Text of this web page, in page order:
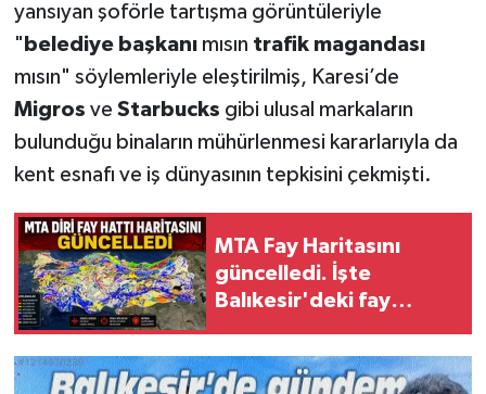
yansıyan şoförle tartışma görüntüleriyle
" belediye başkanı mısın trafik magandası
mısın" söylemleriyle eleştirilmiş, Karesi’de
Migros ve Starbucks gibi ulusal markaların
bulunduğu binaların mühürlenmesi kararlarıyla da
kent esnafı ve iş dünyasının tepkisini çekmişti.
MTA Fay Haritasını
güncelledi. İşte
Balıkesir'deki fay